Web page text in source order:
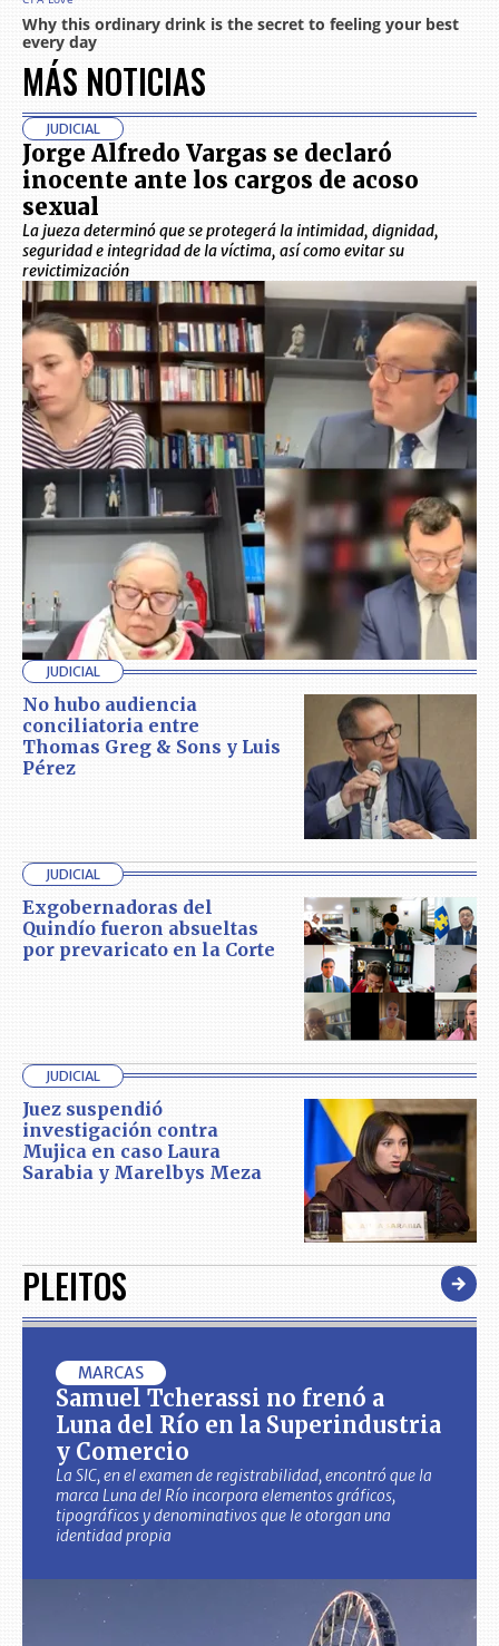
MÁS NOTICIAS
JUDICIAL
Jorge Alfredo Vargas se declaró
inocente ante los cargos de acoso
sexual
La jueza determinó que se protegerá la intimidad, dignidad,
seguridad e integridad de la víctima, así como evitar su
revictimización
JUDICIAL
No hubo audiencia
conciliatoria entre
Thomas Greg & Sons y Luis
Pérez
JUDICIAL
Exgobernadoras del
Quindío fueron absueltas
por prevaricato en la Corte
JUDICIAL
Juez suspendió
investigación contra
Mujica en caso Laura
Sarabia y Marelbys Meza
PLEITOS
MARCAS
Samuel Tcherassi no frenó a
Luna del Río en la Superindustria
y Comercio
La SIC, en el examen de registrabilidad, encontró que la
marca Luna del Río incorpora elementos gráficos,
tipográficos y denominativos que le otorgan una
identidad propia